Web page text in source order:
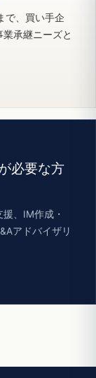
で、買い手企
承継ニーズと
必要な方
、IM作成・
アドバイザリ